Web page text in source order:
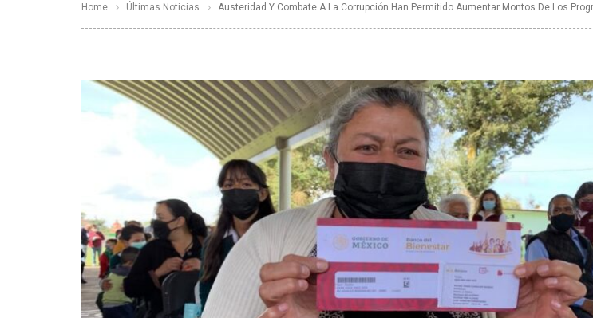
Home Últimas Noticias Austeridad Y Combate A La Corrupción Han Permitido Aumentar Montos De Los